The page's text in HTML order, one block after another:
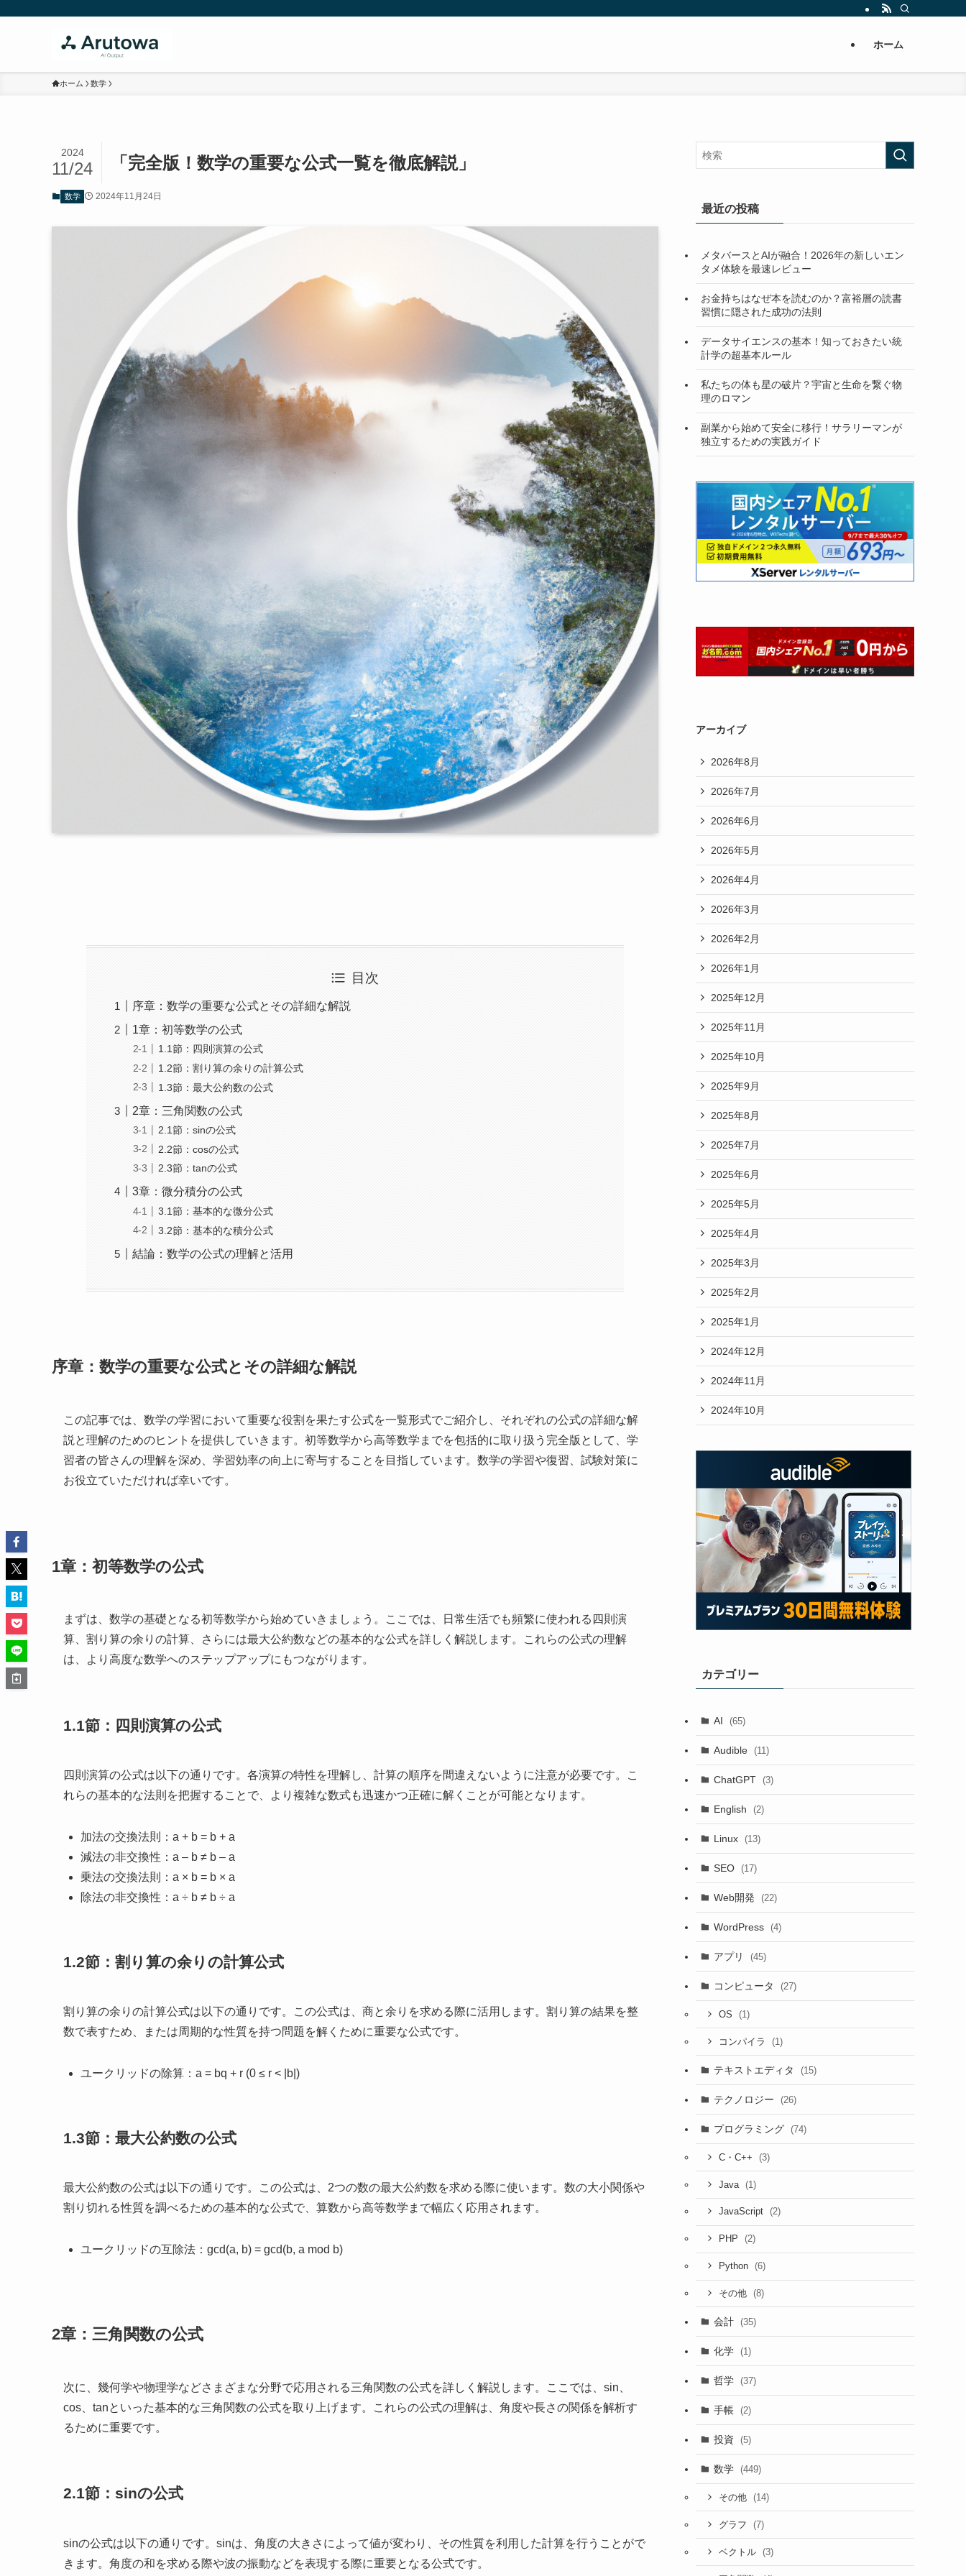
ホーム
ホーム 数学
「完全版！数学の重要な公式一覧を徹底解説」
2024
11/24
数学 2024年11月24日
目次
序章：数学の重要な公式とその詳細な解説
1章：初等数学の公式
1.1節：四則演算の公式
1.2節：割り算の余りの計算公式
1.3節：最大公約数の公式
2章：三角関数の公式
2.1節：sinの公式
2.2節：cosの公式
2.3節：tanの公式
3章：微分積分の公式
3.1節：基本的な微分公式
3.2節：基本的な積分公式
結論：数学の公式の理解と活用
序章：数学の重要な公式とその詳細な解説
この記事では、数学の学習において重要な役割を果たす公式を一覧形式でご紹介し、それぞれの公式の詳細な解
説と理解のためのヒントを提供していきます。初等数学から高等数学までを包括的に取り扱う完全版として、学
習者の皆さんの理解を深め、学習効率の向上に寄与することを目指しています。数学の学習や復習、試験対策に
お役立ていただければ幸いです。
1章：初等数学の公式
まずは、数学の基礎となる初等数学から始めていきましょう。ここでは、日常生活でも頻繁に使われる四則演
算、割り算の余りの計算、さらには最大公約数などの基本的な公式を詳しく解説します。これらの公式の理解
は、より高度な数学へのステップアップにもつながります。
1.1節：四則演算の公式
四則演算の公式は以下の通りです。各演算の特性を理解し、計算の順序を間違えないように注意が必要です。こ
れらの基本的な法則を把握することで、より複雑な数式も迅速かつ正確に解くことが可能となります。
加法の交換法則：a + b = b + a
減法の非交換性：a – b ≠ b – a
乗法の交換法則：a × b = b × a
除法の非交換性：a ÷ b ≠ b ÷ a
1.2節：割り算の余りの計算公式
割り算の余りの計算公式は以下の通りです。この公式は、商と余りを求める際に活用します。割り算の結果を整
数で表すため、または周期的な性質を持つ問題を解くために重要な公式です。
ユークリッドの除算：a = bq + r (0 ≤ r < |b|)
1.3節：最大公約数の公式
最大公約数の公式は以下の通りです。この公式は、2つの数の最大公約数を求める際に使います。数の大小関係や
割り切れる性質を調べるための基本的な公式で、算数から高等数学まで幅広く応用されます。
ユークリッドの互除法：gcd(a, b) = gcd(b, a mod b)
2章：三角関数の公式
次に、幾何学や物理学などさまざまな分野で応用される三角関数の公式を詳しく解説します。ここでは、sin、
cos、tanといった基本的な三角関数の公式を取り上げます。これらの公式の理解は、角度や長さの関係を解析す
るために重要です。
2.1節：sinの公式
sinの公式は以下の通りです。sinは、角度の大きさによって値が変わり、その性質を利用した計算を行うことがで
きます。角度の和を求める際や波の振動などを表現する際に重要となる公式です。
最近の投稿
メタバースとAIが融合！2026年の新しいエン
タメ体験を最速レビュー
お金持ちはなぜ本を読むのか？富裕層の読書
習慣に隠された成功の法則
データサイエンスの基本！知っておきたい統
計学の超基本ルール
私たちの体も星の破片？宇宙と生命を繋ぐ物
理のロマン
副業から始めて安全に移行！サラリーマンが
独立するための実践ガイド
アーカイブ
2026年8月
2026年7月
2026年6月
2026年5月
2026年4月
2026年3月
2026年2月
2026年1月
2025年12月
2025年11月
2025年10月
2025年9月
2025年8月
2025年7月
2025年6月
2025年5月
2025年4月
2025年3月
2025年2月
2025年1月
2024年12月
2024年11月
2024年10月
カテゴリー
AI (65)
Audible (11)
ChatGPT (3)
English (2)
Linux (13)
SEO (17)
Web開発 (22)
WordPress (4)
アプリ (45)
コンピュータ (27)
OS (1)
コンパイラ (1)
テキストエディタ (15)
テクノロジー (26)
プログラミング (74)
C・C++ (3)
Java (1)
JavaScript (2)
PHP (2)
Python (6)
その他 (8)
会計 (35)
化学 (1)
哲学 (37)
手帳 (2)
投資 (5)
数学 (449)
その他 (14)
グラフ (7)
ベクトル (3)